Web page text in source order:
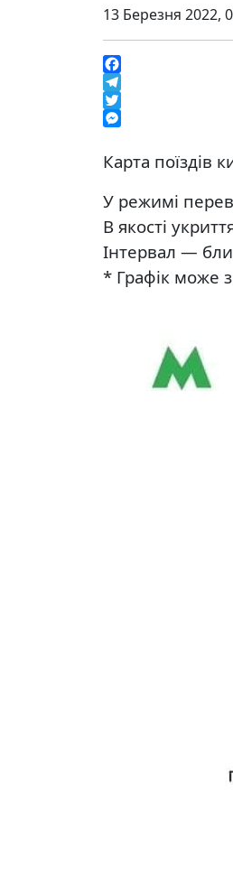
13 Березня 2022,
Facebook
Telegram
Twitter
Карта поїздів
У режимі
В якості
Інтервал —
* Графік може